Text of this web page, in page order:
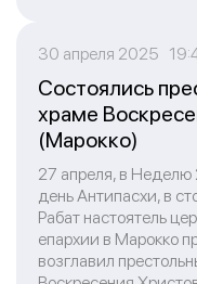
30 апреля 2025
Состоялись
храме
(Марокко)
27 апреля, в
день Антипасхи, в
Рабат настоятель
епархии в Марокко
возглавил